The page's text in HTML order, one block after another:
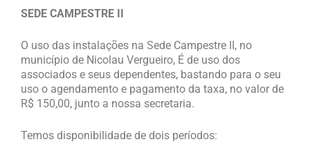
SEDE CAMPESTRE II
O uso das instalações na Sede Campestre II, no
município de Nicolau Vergueiro, É de uso dos
associados e seus dependentes, bastando para o seu
uso o agendamento e pagamento da taxa, no valor de
R$ 150,00, junto a nossa secretaria.
Temos disponibilidade de dois períodos: